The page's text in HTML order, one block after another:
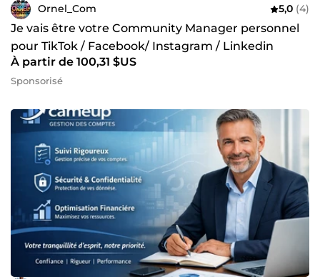
Ornel_Com 5,0 (4)
Je vais être votre Community Manager personnel
pour TikTok / Facebook/ Instagram / Linkedin
À partir de 100,31 $US
Sponsorisé